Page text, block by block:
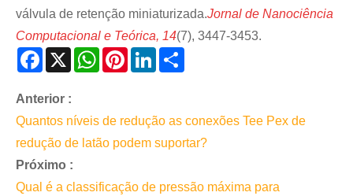
válvula de retenção miniaturizada.Jornal de Nanociência
Computacional e Teórica, 14(7), 3447-3453.
Facebook
X WhatsAppPinterestLinkedIn
Anterior :
Quantos níveis de redução as conexões Tee Pex de
redução de latão podem suportar?
Próximo :
Qual é a classificação de pressão máxima para